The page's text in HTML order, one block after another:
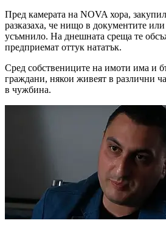
Пред камерата на NOVA хора,
разказаха, че нищо в документите
усъмнило. На днешната среща те
предприемат оттук нататък.
Сред собствениците на имоти има и
граждани, някои живеят в различни
в чужбина.